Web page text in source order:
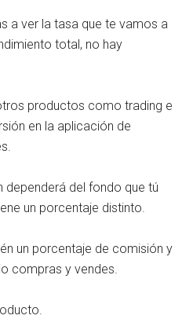
a ver la tasa que te vamos a
total, no hay
productos como trading e
en la aplicación de
dependerá del fondo que tú
un porcentaje distinto.
un porcentaje de comisión y
compras y vendes.